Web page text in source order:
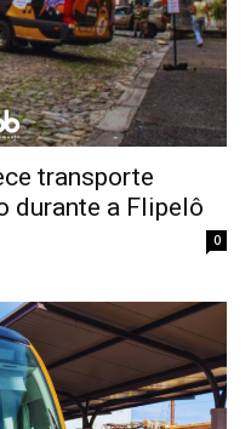
transporte
durante a Flipelô
0